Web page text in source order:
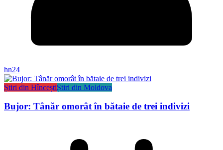
hn24
Știri din HînceștiȘtiri din Moldova
Bujor: Tânăr omorât în bătaie de trei indivizi